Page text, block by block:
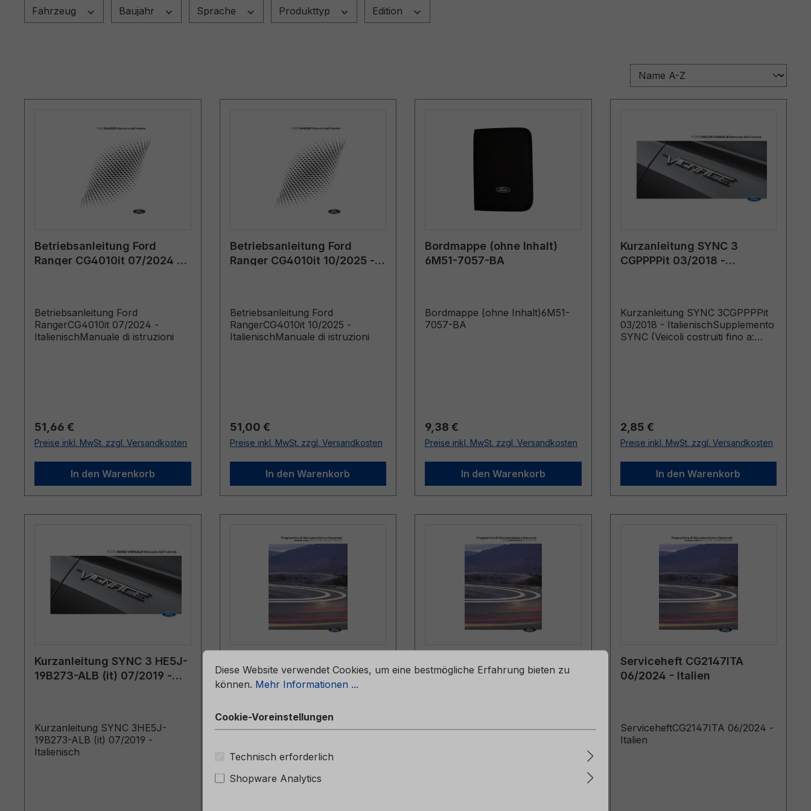
Fahrzeug Baujahr Sprache Produkttyp Edition
Betriebsanleitung Ford
Ranger CG4010it 07/2024 -
Betriebsanleitung Ford
RangerCG4010it 07/2024 -
ItalienischManuale di istruzioni
Regulärer Preis:
51,66 €
Preise inkl. MwSt. zzgl. Versandkosten
In den Warenkorb
Betriebsanleitung Ford
Ranger CG4010it 10/2025 -
Betriebsanleitung Ford
RangerCG4010it 10/2025 -
ItalienischManuale di istruzioni
Regulärer Preis:
51,00 €
Preise inkl. MwSt. zzgl. Versandkosten
In den Warenkorb
Bordmappe (ohne Inhalt)
6M51-7057-BA
Bordmappe (ohne Inhalt)6M51-
7057-BA
Regulärer Preis:
9,38 €
Preise inkl. MwSt. zzgl. Versandkosten
In den Warenkorb
Kurzanleitung SYNC 3
CGPPPPit 03/2018 -
Kurzanleitung SYNC 3CGPPPPit
03/2018 - ItalienischSupplemento
SYNC (Veicoli costruiti fino a:
Regulärer Preis:
2,85 €
Preise inkl. MwSt. zzgl. Versandkosten
In den Warenkorb
Kurzanleitung SYNC 3 HE5J-
19B273-ALB (it) 07/2019 -
Kurzanleitung SYNC 3HE5J-
19B273-ALB (it) 07/2019 -
Italienisch
06/2024 - Schweiz
ServiceheftCG2147CHE 06/2024
09/2025 - Schweiz
ServiceheftCG2147CHE 09/2025 -
Serviceheft CG2147ITA
06/2024 - Italien
ServiceheftCG2147ITA 06/2024 -
Italien
Cookie-Voreinstellungen
Mehr Informationen ...
Diese Website verwendet Cookies, um eine bestmögliche Erfahrung bieten zu
können. Mehr Informationen ...
Cookie-Voreinstellungen
Technisch erforderlich
Shopware Analytics